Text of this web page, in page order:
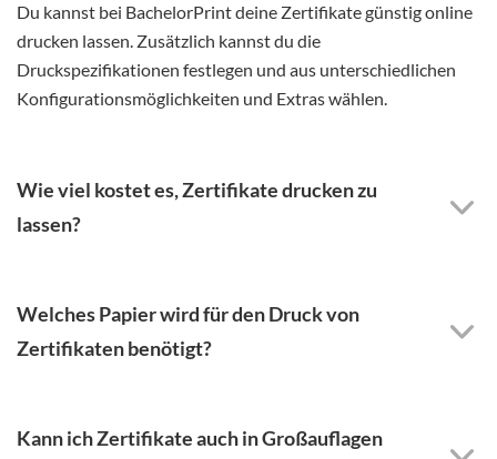
Du kannst bei BachelorPrint deine Zertifikate günstig online
drucken lassen. Zusätzlich kannst du die
Druckspezifikationen festlegen und aus unterschiedlichen
Konfigurationsmöglichkeiten und Extras wählen.
Wie viel kostet es, Zertifikate drucken zu
lassen?
Welches Papier wird für den Druck von
Zertifikaten benötigt?
Kann ich Zertifikate auch in Großauflagen